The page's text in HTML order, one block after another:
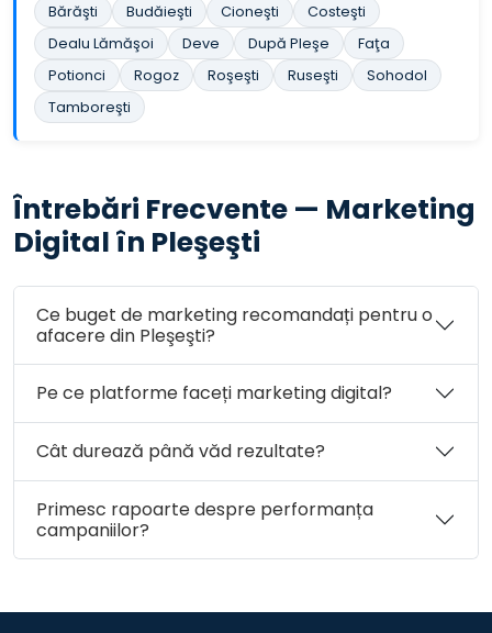
Bărăşti Budăieşti Cioneşti
Costeşti
Dealu Lămăşoi
Deve După Pleşe
Faţa
Potionci
Rogoz Roşeşti Ruseşti
Sohodol
Tamboreşti
Întrebări Frecvente — Marketing
Digital în Pleşeşti
Ce buget de marketing recomandați pentru o
afacere din Pleşeşti?
Pe ce platforme faceți marketing digital?
Cât durează până văd rezultate?
Primesc rapoarte despre performanța
campaniilor?